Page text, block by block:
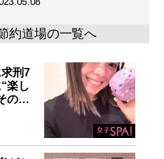
約道場の一覧へ
刑7
楽し
の…